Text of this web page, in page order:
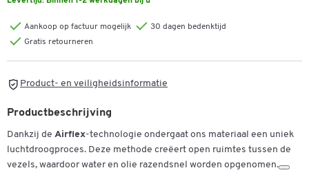
Aankoop op factuur mogelijk
30 dagen bedenktijd
Gratis retourneren
Product- en veiligheidsinformatie
Productbeschrijving
Dankzij de Airflex-technologie ondergaat ons materiaal een uniek
luchtdroogproces. Deze methode creëert open ruimtes tussen de
vezels, waardoor water en olie razendsnel worden opgenomen.